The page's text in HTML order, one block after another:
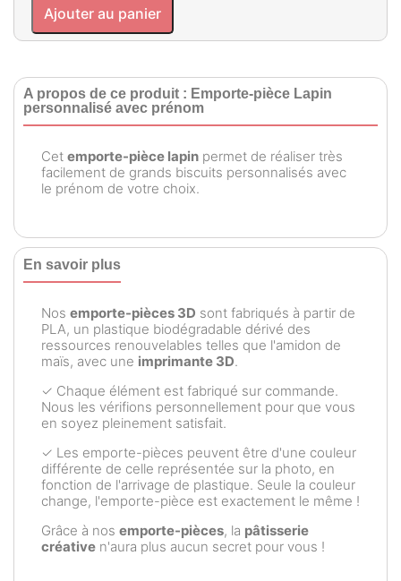
Ajouter au panier
A propos de ce produit : Emporte-pièce Lapin
personnalisé avec prénom
Cet emporte-pièce lapin permet de réaliser très
facilement de grands biscuits personnalisés avec
le prénom de votre choix.
En savoir plus
Nos emporte-pièces 3D sont fabriqués à partir de
PLA, un plastique biodégradable dérivé des
ressources renouvelables telles que l'amidon de
maïs, avec une imprimante 3D.
✓ Chaque élément est fabriqué sur commande.
Nous les vérifions personnellement pour que vous
en soyez pleinement satisfait.
✓ Les emporte-pièces peuvent être d'une couleur
différente de celle représentée sur la photo, en
fonction de l'arrivage de plastique. Seule la couleur
change, l'emporte-pièce est exactement le même !
Grâce à nos emporte-pièces, la pâtisserie
créative n'aura plus aucun secret pour vous !